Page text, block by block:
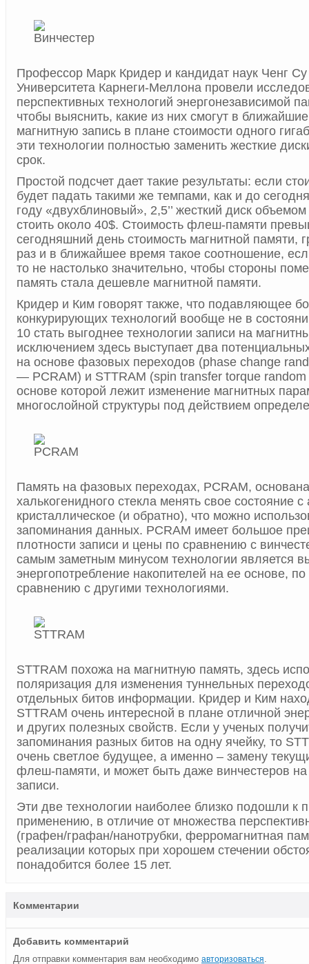
Профессор Марк Кридер и кандидат наук Ченг
Университета Карнеги-Меллона провели
перспективных технологий энергонезависимой
чтобы выяснить, какие из них смогут в
магнитную запись в плане стоимости одного
эти технологии полностью заменить жесткие
срок.
Простой подсчет дает такие результаты: если
будет падать такими же темпами, как и до
году «двухблиновый», 2,5’’ жесткий диск
стоить около 40$. Стоимость флеш-памяти
сегодняшний день стоимость магнитной памяти,
раз и в ближайшее время такое соотношение,
то не настолько значительно, чтобы стороны
память стала дешевле магнитной памяти.
Кридер и Ким говорят также, что подавляющее
конкурирующих технологий вообще не в
10 стать выгоднее технологии записи на
исключением здесь выступает два
на основе фазовых переходов (phase change
— PCRAM) и STTRAM (spin transfer torque
основе которой лежит изменение магнитных
многослойной структуры под действием
Память на фазовых переходах, PCRAM,
халькогенидного стекла менять свое состояние
кристаллическое (и обратно), что можно
запоминания данных. PCRAM имеет большое
плотности записи и цены по сравнению с
самым заметным минусом технологии является
энергопотребление накопителей на ее основе,
сравнению с другими технологиями.
STTRAM похожа на магнитную память, здесь
поляризация для изменения туннельных
отдельных битов информации. Кридер и Ким
STTRAM очень интересной в плане отличной
и других полезных свойств. Если у ученых
запоминания разных битов на одну ячейку, то
очень светлое будущее, а именно – замену
флеш-памяти, и может быть даже винчестеров на
записи.
Эти две технологии наиболее близко подошли к
применению, в отличие от множества
(графен/графан/нанотрубки, ферромагнитная
реализации которых при хорошем стечении
понадобится более 15 лет.
Комментарии
Добавить комментарий
Для отправки комментария вам необходимо авторизоваться